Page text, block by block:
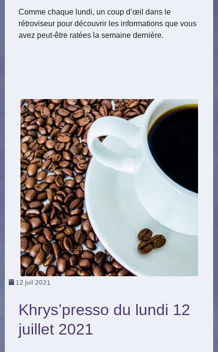
Comme chaque lundi, un coup d’œil dans le
rétroviseur pour découvrir les informations que vous
avez peut-être ratées la semaine dernière.
12 juil 2021
Khrys’presso du lundi 12
juillet 2021